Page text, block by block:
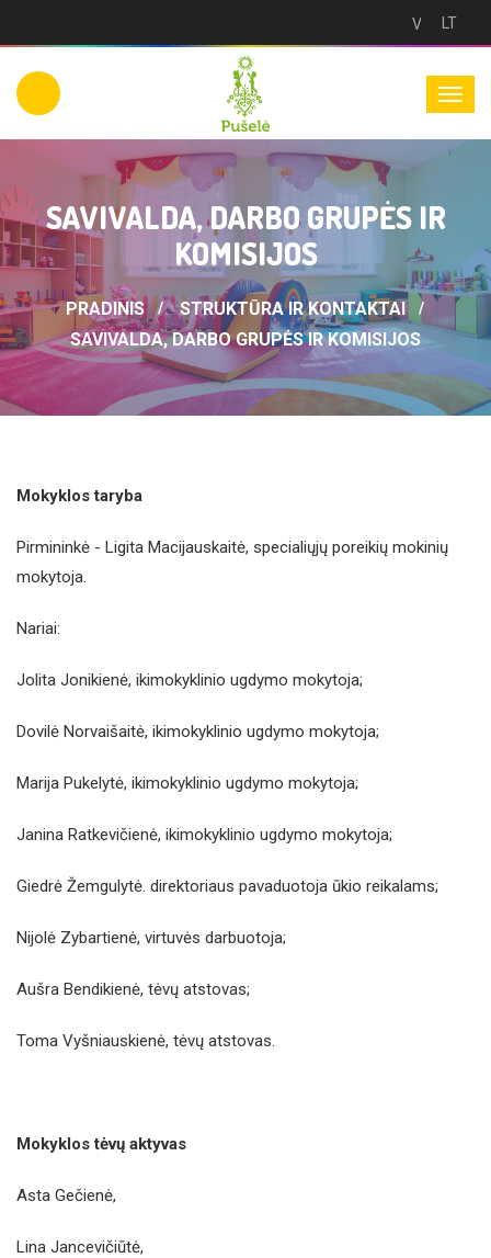
VersijaLT
SAVIVALDA, DARBO GRUPĖS IR
KOMISIJOS
PRADINIS
STRUKTŪRA IR KONTAKTAI
SAVIVALDA, DARBO GRUPĖS IR KOMISIJOS
Mokyklos taryba
Pirmininkė - Ligita Macijauskaitė, specialiųjų poreikių mokinių
mokytoja.
Nariai:
Jolita Jonikienė, ikimokyklinio ugdymo mokytoja;
Dovilė Norvaišaitė, ikimokyklinio ugdymo mokytoja;
Marija Pukelytė, ikimokyklinio ugdymo mokytoja;
Janina Ratkevičienė, ikimokyklinio ugdymo mokytoja;
Giedrė Žemgulytė. direktoriaus pavaduotoja ūkio reikalams;
Nijolė Zybartienė, virtuvės darbuotoja;
Aušra Bendikienė, tėvų atstovas;
Toma Vyšniauskienė, tėvų atstovas.
Mokyklos tėvų aktyvas
Asta Gečienė,
Lina Jancevičiūtė,